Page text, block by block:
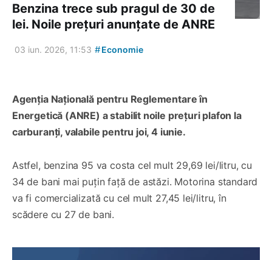
Benzina trece sub pragul de 30 de
lei. Noile prețuri anunțate de ANRE
03 iun. 2026, 11:53 #Economie
Agenția Națională pentru Reglementare în
Energetică (ANRE) a stabilit noile prețuri plafon la
carburanți, valabile pentru joi, 4 iunie.
Astfel, benzina 95 va costa cel mult 29,69 lei/litru, cu
34 de bani mai puțin față de astăzi. Motorina standard
va fi comercializată cu cel mult 27,45 lei/litru, în
scădere cu 27 de bani.